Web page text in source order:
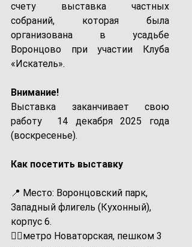
счету выставка частных
собраний, которая была
организована в усадьбе
Воронцово при участии Клуба
«Искатель».
Внимание!
Выставка заканчивает свою
работу  14 декабря 2025 года
(воскресенье).
Как посетить выставку
📍 Место: Воронцовский парк,
Западный флигель (Кухонный),
корпус 6.
🚶‍♂️метро Новаторская, пешком 3